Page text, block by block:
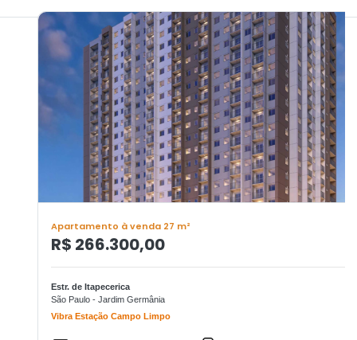
Apartamento à venda 27 m²
R$ 266.300,00
Estr. de Itapecerica
São Paulo - Jardim Germânia
Vibra Estação Campo Limpo